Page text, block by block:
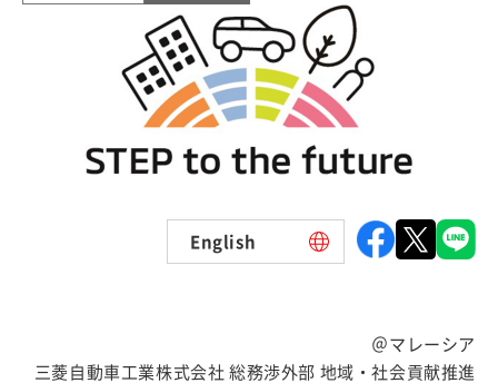
English
＠マレーシア
三菱自動車工業株式会社 総務渉外部 地域・社会貢献推進